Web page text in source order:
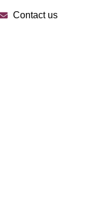
Contact us